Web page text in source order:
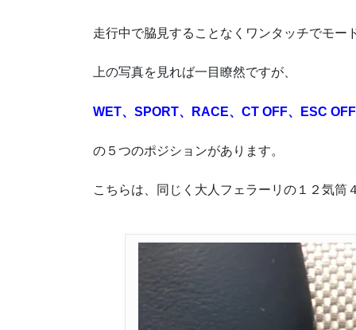
走行中で脇見することなくワンタッチでモー
上の写真を見れば一目瞭然ですが、
WET、SPORT、RACE、CT OFF、ESC OFF
の５つのポジションがあります。
こちらは、同じく大人フェラーリの１２気